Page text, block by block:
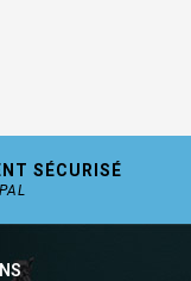
SÉCURISÉ